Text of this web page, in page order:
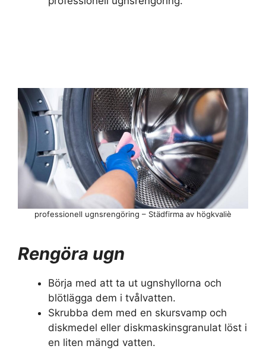
Rengöra ugn
Börja med att ta ut ugnshyllorna och
blötlägga dem i tvålvatten.
Skrubba dem med en skursvamp och
diskmedel eller diskmaskinsgranulat löst i
en liten mängd vatten.
professionell ugnsrengöring – Städfirma av högkvaliè